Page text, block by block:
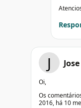
J
Oi,
Os
2016, há 10